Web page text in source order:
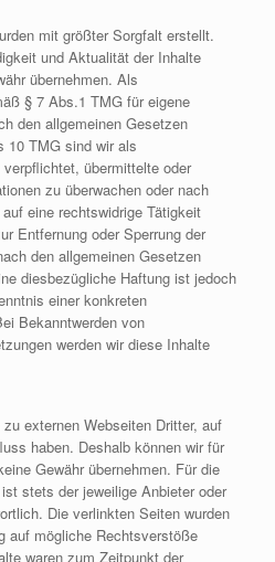
mit größter Sorgfalt erstellt.
und Aktualität der Inhalte
übernehmen. Als
§ 7 Abs.1 TMG für eigene
den allgemeinen Gesetzen
10 TMG sind wir als
übermittelte oder
zu überwachen oder nach
eine rechtswidrige Tätigkeit
Entfernung oder Sperrung der
den allgemeinen Gesetzen
diesbezügliche Haftung ist jedoch
einer konkreten
Bekanntwerden von
werden wir diese Inhalte
externen Webseiten Dritter, auf
haben. Deshalb können wir für
Gewähr übernehmen. Für die
stets der jeweilige Anbieter oder
Die verlinkten Seiten wurden
auf mögliche Rechtsverstöße
waren zum Zeitpunkt der